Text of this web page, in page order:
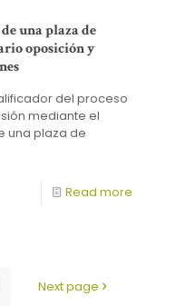
una plaza de
oposición y
del proceso
mediante el
una plaza de
Read more
Next page